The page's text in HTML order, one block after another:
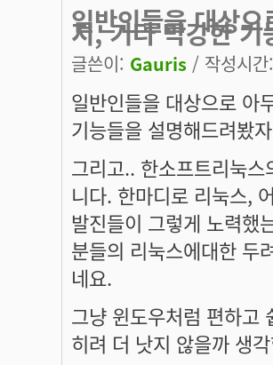
일반인들을 대상
지, 기타 막강한 기
글쓴이: Gauris / 작성시
일반인들을 대상으로 아
기능들을 설명해드려봤
그리고.. 한소프트리눅
니다. 한마디로 리눅스,
발진들이 그렇게 노력했
분들의 리눅스에대한 두
네요.
그냥 윈도우처럼 편하고
히려 더 낫지 않을까 생